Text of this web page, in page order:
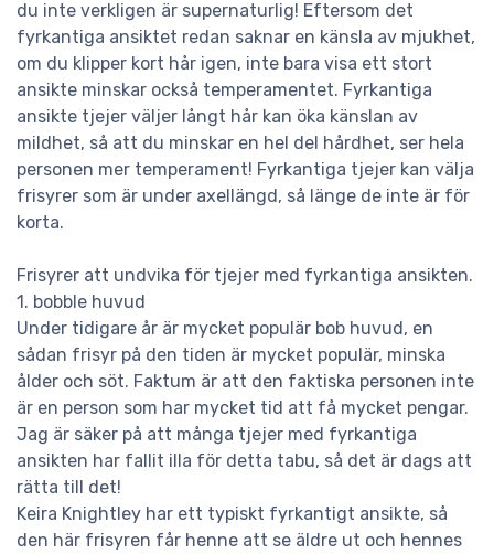
du inte verkligen är supernaturlig! Eftersom det
fyrkantiga ansiktet redan saknar en känsla av mjukhet,
om du klipper kort hår igen, inte bara visa ett stort
ansikte minskar också temperamentet. Fyrkantiga
ansikte tjejer väljer långt hår kan öka känslan av
mildhet, så att du minskar en hel del hårdhet, ser hela
personen mer temperament! Fyrkantiga tjejer kan välja
frisyrer som är under axellängd, så länge de inte är för
korta.
Frisyrer att undvika för tjejer med fyrkantiga ansikten.
1. bobble huvud
Under tidigare år är mycket populär bob huvud, en
sådan frisyr på den tiden är mycket populär, minska
ålder och söt. Faktum är att den faktiska personen inte
är en person som har mycket tid att få mycket pengar.
Jag är säker på att många tjejer med fyrkantiga
ansikten har fallit illa för detta tabu, så det är dags att
rätta till det!
Keira Knightley har ett typiskt fyrkantigt ansikte, så
den här frisyren får henne att se äldre ut och hennes